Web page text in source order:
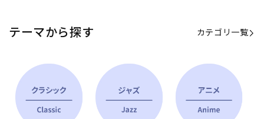
テーマから探す カテゴリ一覧